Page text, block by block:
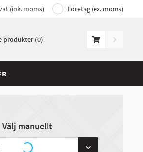
(ink. moms) Företag (ex. moms)
produkter (0)
Välj manuellt